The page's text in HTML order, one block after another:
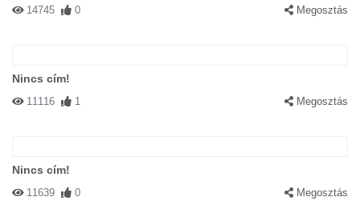
14745 0 Megosztás
Nincs cím!
11116 1 Megosztás
Nincs cím!
11639 0 Megosztás